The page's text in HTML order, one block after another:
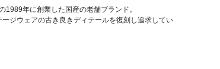
1989年に創業した国産の老舗ブランド。
ージウェアの古き良きディテールを復刻し追求してい